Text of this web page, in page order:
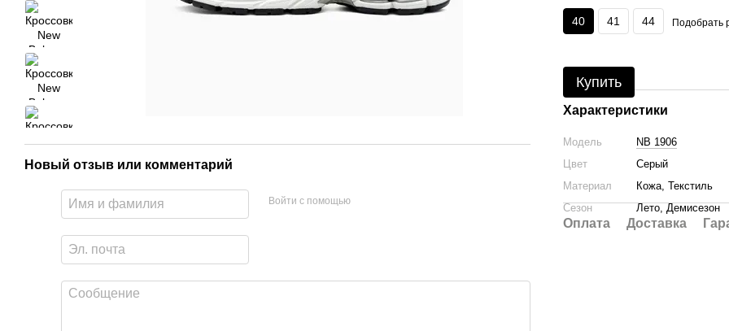
Новый отзыв или комментарий
Войти с помощью
40 41 44 Подобрать
Купить
Характеристики
Модель
NB 1906
Цвет
Серый
Материал
Кожа, Текстиль
Сезон
Лето, Демисезон
Оплата Доставка